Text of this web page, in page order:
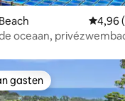
4,96
oceaan,
gasten
gasten